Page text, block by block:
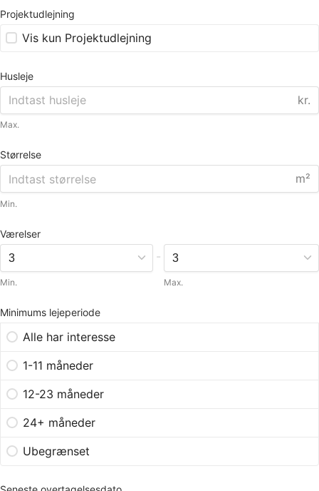
Projektudlejning
Vis kun Projektudlejning
Husleje
kr.
Max.
Størrelse
m²
Min.
Værelser
Min.
-
Max.
Minimums lejeperiode
Alle har interesse
1-11 måneder
12-23 måneder
24+ måneder
Ubegrænset